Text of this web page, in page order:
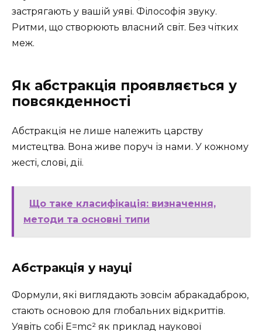
застрягають у вашій уяві. Філософія звуку.
Ритми, що створюють власний світ. Без чітких
меж.
Як абстракція проявляється у
повсякденності
Абстракція не лише належить царству
мистецтва. Вона живе поруч із нами. У кожному
жесті, слові, дії.
Що таке класифікація: визначення,
методи та основні типи
Абстракція у науці
Формули, які виглядають зовсім абракадаброю,
стають основою для глобальних відкриттів.
Уявіть собі E=mc² як приклад наукової